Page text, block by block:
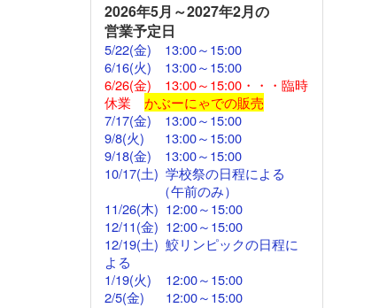
2026年5月～2027年2月の
営業予定日
5/22(金) 13:00～15:00
6/16(火) 13:00～15:00
6/26(金) 13:00～15:00・・・臨時
休業 かぶーにゃでの販売
7/17(金) 13:00～15:00
9/8(火) 13:00～15:00
9/18(金) 13:00～15:00
10/17(土) 学校祭の日程による
（午前のみ）
11/26(木) 12:00～15:00
12/11(金) 12:00～15:00
12/19(土) 鮫リンピックの日程に
よる
1/19(火) 12:00～15:00
2/5(金) 12:00～15:00